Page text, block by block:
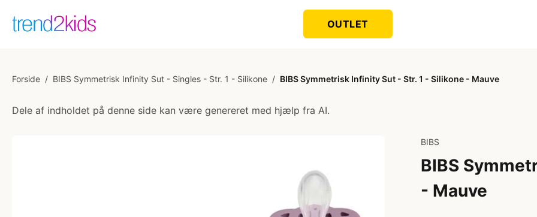
OUTLET
Forside / BIBS Symmetrisk Infinity Sut - Singles - Str. 1 - Silikone / BIBS Symmetrisk Infinity Sut - Str. 1 - Silikone - Mauve
Dele af indholdet på denne side kan være genereret med hjælp fra AI.
BIBS
BIBS
- Mauve